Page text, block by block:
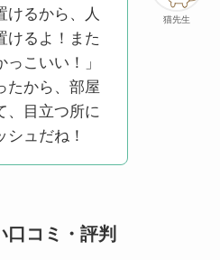
猫先生
けるから、人
けるよ！また
っこいい！」
たから、部屋
、目立つ所に
ュだね！
コミ・評判